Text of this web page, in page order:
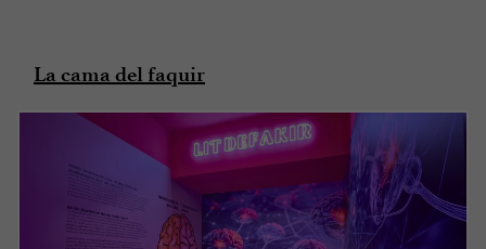
La cama del faquir